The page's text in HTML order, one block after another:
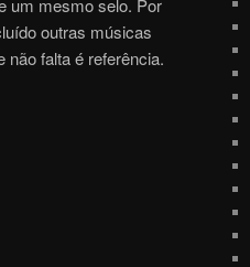
outras músicas
falta é referência.